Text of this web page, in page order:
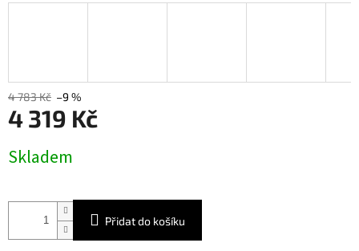
4 783 Kč –9 %
4 319 Kč
cena:
Skladem
Přidat do košíku